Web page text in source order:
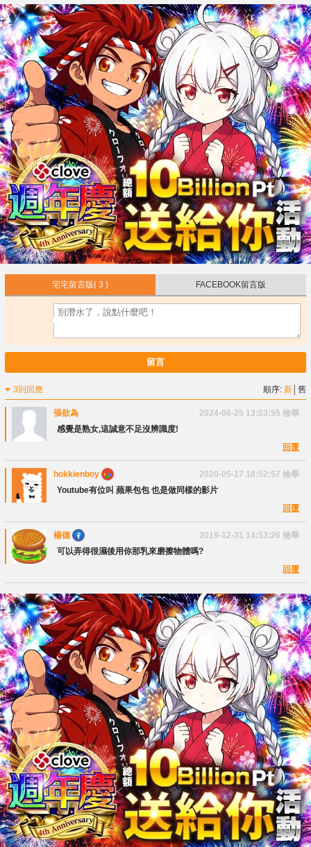
宅宅留言版( 3 ) FACEBOOK留言版
留言
3則回應 順序:新 │舊
張欲為 2024-06-25 13:03:55 檢舉
感覺是熟女,這誠意不足沒辨識度!
回覆
hokkienboy 2020-05-17 18:52:57 檢舉
Youtube有位叫 蘋果包包 也是做同樣的影片
回覆
楊德 2019-12-31 14:53:26 檢舉
可以弄得很濕後用你那乳來磨擦物體嗎?
回覆